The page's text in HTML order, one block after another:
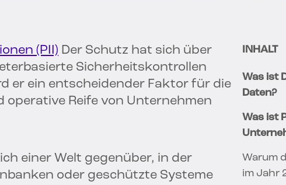
(PII) Der Schutz hat sich über
Sicherheitskontrollen
er ein entscheidender Faktor für die
Reife von Unternehmen
einer Welt gegenüber, in der
oder geschützte Systeme
INHALT
Was ist
Daten?
Was ist
Warum
im Jahr